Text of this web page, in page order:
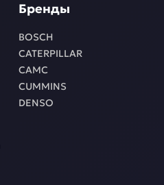
Бренды
BOSCH
CATERPILLAR
CAMC
CUMMINS
DENSO